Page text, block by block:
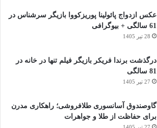
عکس ازدواج پائولینا پوریزکووا بازیگر سرشناس در
61 سالگی + بیوگرافی
28 تیر 1405
درگذشت برندا فریکر بازیگر فیلم تنها در خانه در
81 سالگی
27 تیر 1405
گاوصندوق آسانسوری طلافروشی؛ راهکاری مدرن
برای حفاظت از طلا و جواهرات